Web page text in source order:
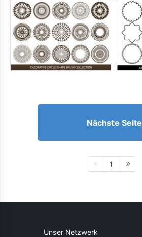
Nächste Seite
1
Unser Netzwerk